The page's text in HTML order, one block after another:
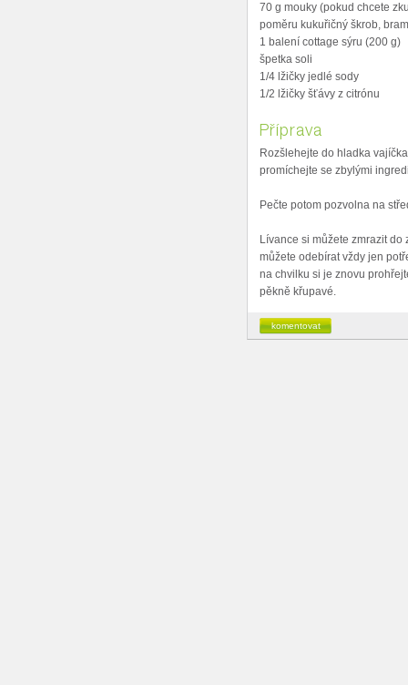
70 g mouky (pokud chcete
poměru kukuřičný škrob,
1 balení cottage sýru (200 g)
špetka soli
1/4 lžičky jedlé sody
1/2 lžičky šťávy z citrónu
Příprava
Rozšlehejte do hladka
promíchejte se zbylými
Pečte potom pozvolna na
Lívance si můžete zmrazit
můžete odebírat vždy jen
na chvilku si je znovu
pěkně křupavé.
komentovat